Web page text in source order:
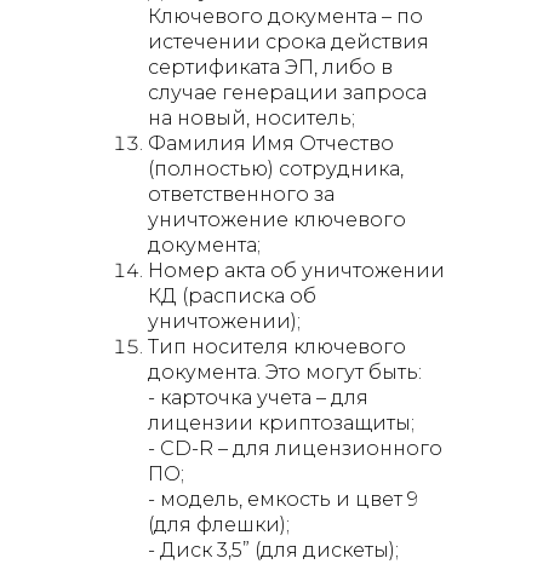
Ключевого документа – по
истечении срока действия
сертификата ЭП, либо в
случае генерации запроса
на новый, носитель;
Фамилия Имя Отчество
(полностью) сотрудника,
ответственного за
уничтожение ключевого
документа;
Номер акта об уничтожении
КД (расписка об
уничтожении);
Тип носителя ключевого
документа. Это могут быть:
- карточка учета – для
лицензии криптозащиты;
- CD-R – для лицензионного
ПО;
- модель, емкость и цвет 9
(для флешки);
- Диск 3,5” (для дискеты);